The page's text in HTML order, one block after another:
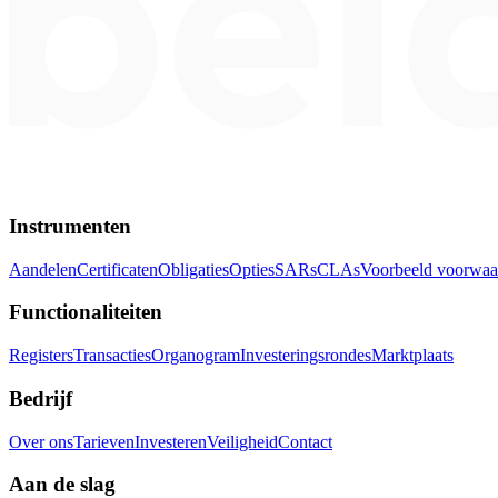
Instrumenten
AandelenCertificatenObligatiesOptiesSARsCLAsVoorbeeld
Functionaliteiten
RegistersTransactiesOrganogramInvesteringsrondesMarktplaats
Bedrijf
Over onsTarievenInvesterenVeiligheidContact
Aan de slag